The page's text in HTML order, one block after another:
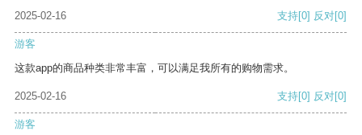
2025-02-16
支持[0] 反对[0]
游客
这款app的商品种类非常丰富，可以满足我所有的购物需求。
2025-02-16 支持[0] 反对[0]
游客